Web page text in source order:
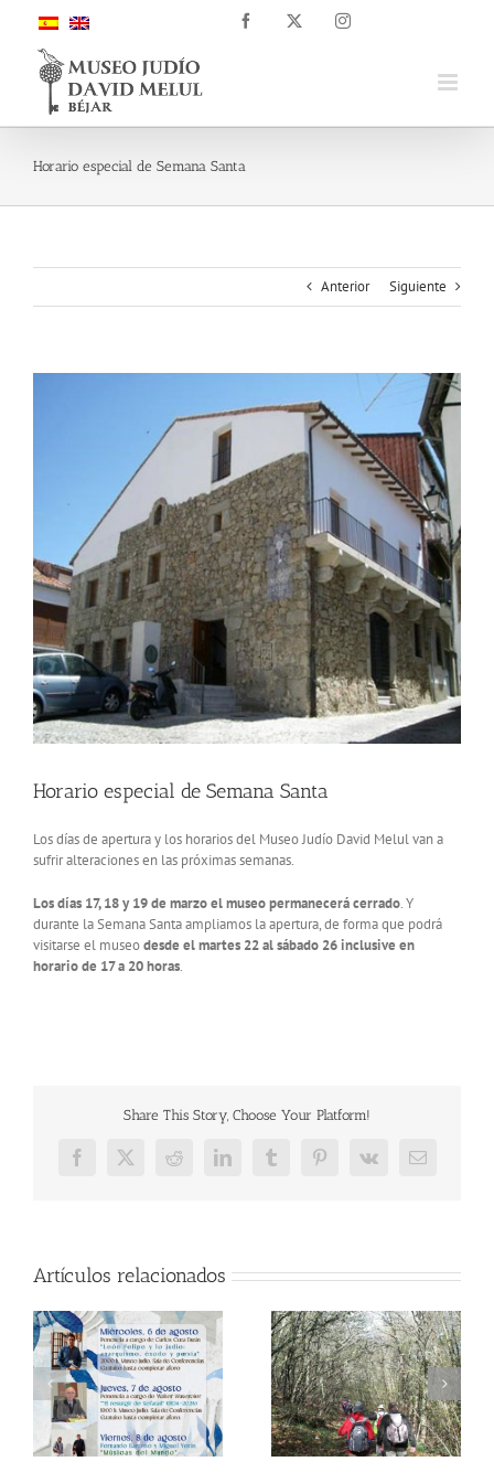
contenido
Facebook Instagram
Horario especial de Semana Santa
Anterior Siguiente
Horario especial de Semana Santa
Los días de apertura y los horarios del Museo Judío David Melul van a
sufrir alteraciones en las próximas semanas.
Los días 17, 18 y 19 de marzo el museo permanecerá cerrado. Y
durante la Semana Santa ampliamos la apertura, de forma que podrá
visitarse el museodesde el martes 22 al sábado 26 inclusive en
horario de 17 a 20 horas.
Share This Story, Choose Your Platform!
Facebook
X RedditLinkedInTumblrPinterest
Vk
Correo
Artículos relacionados